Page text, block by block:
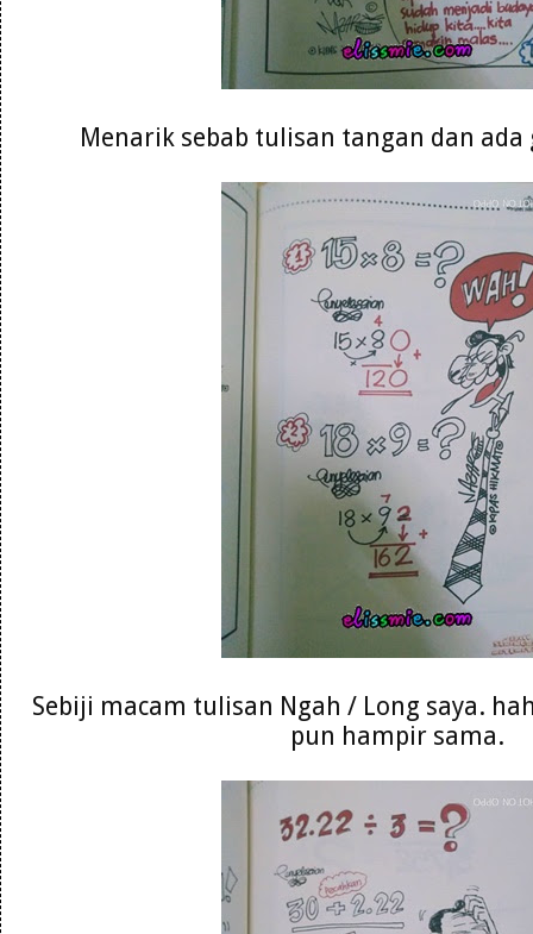
Menarik sebab tulisan tangan dan
Sebiji macam tulisan Ngah / Long saya.
pun hampir sama.